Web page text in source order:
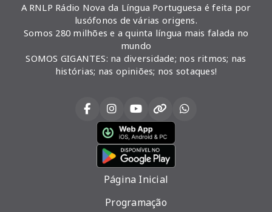
A RNLP Rádio Nova da Língua Portuguesa é feita por
lusófonos de várias origens.
Somos 280 milhões e a quinta língua mais falada no
mundo
SOMOS GIGANTES: na diversidade; nos ritmos; nas
histórias; nas opiniões; nos sotaques!
Página Inicial
Programação